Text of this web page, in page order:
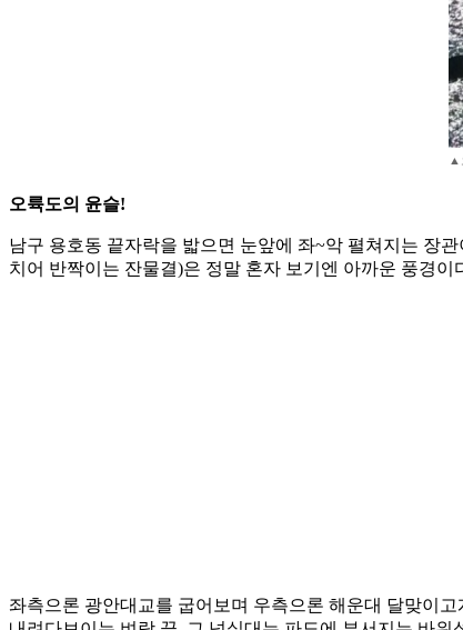
▲
오륙도의 윤슬!
남구 용호동 끝자락을 밟으면 눈앞에 좌~악 펼쳐지는 장
치어 반짝이는 잔물결)은 정말 혼자 보기엔 아까운 풍경이
좌측으론 광안대교를 굽어보며 우측으론 해운대 달맞이